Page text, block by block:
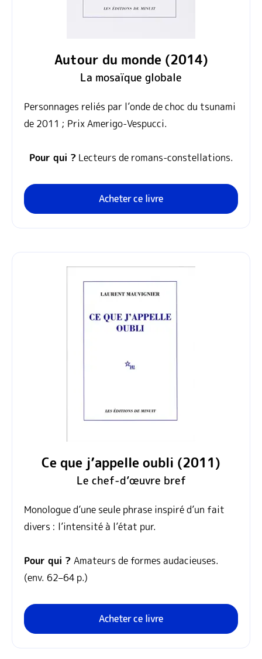
Autour du monde (2014)
La mosaïque globale
Personnages reliés par l’onde de choc du tsunami
de 2011 ; Prix Amerigo‑Vespucci.
Pour qui ?Lecteurs de romans‑constellations.
Acheter ce livre
Ce que j’appelle oubli (2011)
Le chef‑d’œuvre bref
Monologue d’une seule phrase inspiré d’un fait
divers : l’intensité à l’état pur.
Pour qui ? Amateurs de formes audacieuses.
(env. 62–64 p.)
Acheter ce livre